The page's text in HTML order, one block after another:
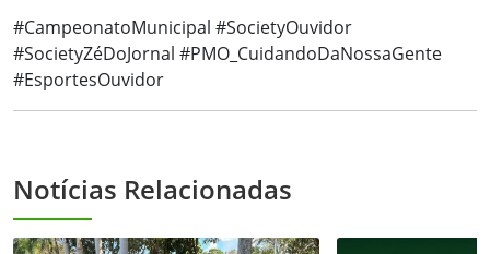
#CampeonatoMunicipal #SocietyOuvidor
#SocietyZéDoJornal #PMO_CuidandoDaNossaGente
#EsportesOuvidor
Notícias Relacionadas